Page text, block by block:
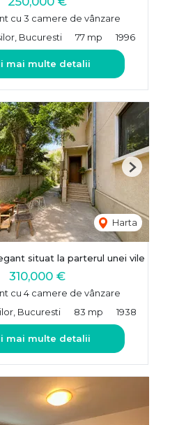
cu 3 camere de vânzare
Bucuresti
77 mp 1996
mai multe detalii
Harta
Next
situat la parterul unei vile
310,000 €
cu 4 camere de vânzare
Bucuresti
83 mp 1938
mai multe detalii